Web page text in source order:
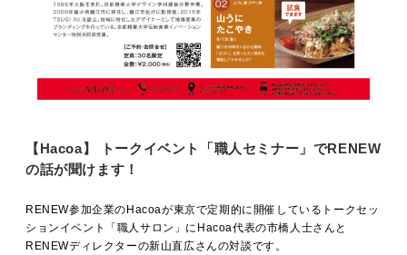
ACCESS / STAY
【Hacoa】 トークイベント「職人セミナー」でRENEW
の話が聞けます！
RENEW参加企業のHacoaが東京で定期的に開催しているトークセッ
ションイベント「職人サロン」にHacoa代表の市橋人士さんと
RENEWディレクターの新山直広さんの対談です。